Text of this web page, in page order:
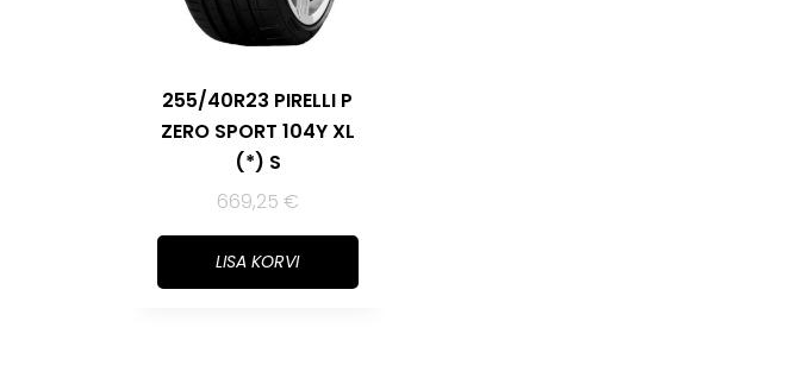
255/40R23 PIRELLI P
ZERO SPORT 104Y XL
(*) S
669,25 €
LISA KORVI